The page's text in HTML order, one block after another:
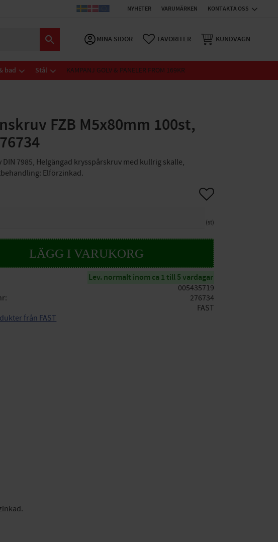
NYHETER VARUMÄRKEN KONTAKTA OSS
MINA SIDOR FAVORITER KUNDVAGN
bad Stål KAMPANJ GOLV & PANELER FROM 169KR
FZB M5x80mm 100st,
DIN 7985, Helgängad krysspårskruv med kullrig skalle,
Elförzinkad.
st
Lägg till i favoriter
Lev. normalt inom ca 1 till 5 vardagar
005435719
276734
FAST
från FAST